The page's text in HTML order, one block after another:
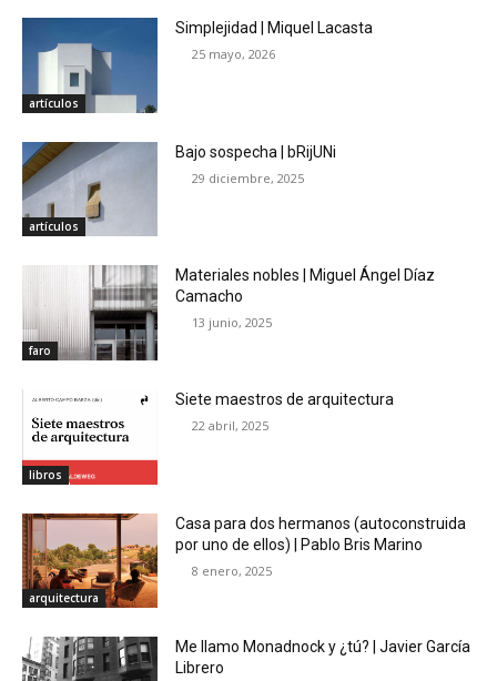
artículos
Simplejidad | Miquel Lacasta
25 mayo, 2026
artículos
Bajo sospecha | bRijUNi
29 diciembre, 2025
faro
Materiales nobles | Miguel Ángel Díaz
Camacho
13 junio, 2025
libros
Siete maestros de arquitectura
22 abril, 2025
arquitectura
Casa para dos hermanos (autoconstruida
por uno de ellos) | Pablo Bris Marino
8 enero, 2025
Me llamo Monadnock y ¿tú? | Javier García
Librero